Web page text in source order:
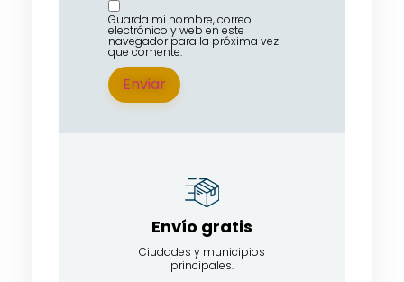
Guarda mi nombre, correo
electrónico y web en este
navegador para la próxima vez
que comente.
Envío gratis
Ciudades y municipios
principales.